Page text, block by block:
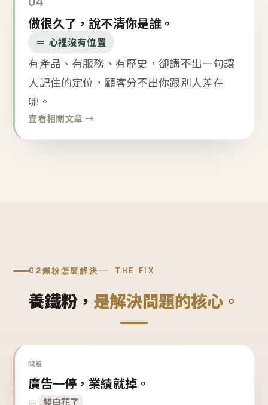
做很久了，說不清你是誰。
＝ 心裡沒有位置
有產品、有服務、有歷史，卻講不出一句讓
人記住的定位，顧客分不出你跟別人差在
哪。
查看相關文章 →
02鐵粉怎麼解決 THE FIX
養鐵粉， 是解決問題的核心。
問題
廣告一停，業績就掉。
＝ 錢白花了